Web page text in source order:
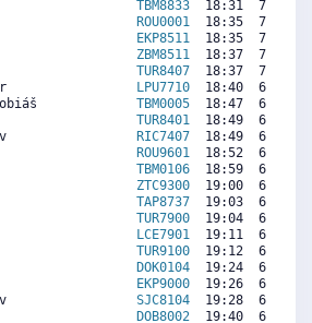
Tomáš TBM8833
18:31  7070
Petr
ROU0001
18:35  7034
Ondřej
EKP8511
18:35  7034
Jan ZBM8511
18:37  7016
Josef TUR8407
18:37  7016
Vladimír
LPU7710
18:40  6989
Tobiáš TBM0005
18:47  6927
Martin TUR8401
18:49  6909
Miroslav
RIC7407
18:49  6909
Michal
ROU9601
18:52  6882
Vojtěch TBM0106
18:59  6819
Ondřej ZTC9300
19:00  6810
Radim TAP8737
19:03  6784
Štefan TUR7900
19:04  6775
Peter
LCE7901
19:11  6712
Daniel TUR9100
19:12  6703
Jakub
DOK0104
19:24  6596
Marek
EKP9000
19:26  6578
Miroslav SJC8104
19:28  6560
Martin
DOB8002
19:40  6453